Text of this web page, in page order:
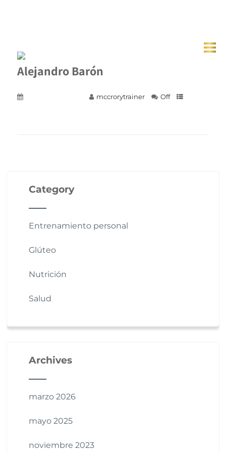
Alejandro Barón
mccrorytrainer Off
Category
Entrenamiento personal
Glúteo
Nutrición
Salud
Archives
marzo 2026
mayo 2025
noviembre 2023